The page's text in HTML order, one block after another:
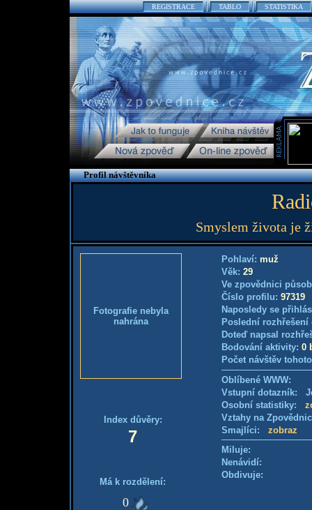
REGISTRACE TABLO STATISTIKA
Profil návštěvníka
Smyslem života je
Fotografie nebyla
nahrána
Index důvěry:
7
Má k rozdělení:
0
Pohlaví: muž
Věk: 29
Ve zpovědnici
Číslo profilu: 97319
Naposledy se
Poslední
Doteď napsal
Bodování aktivity: 0
Počet návštěv
Oblíbené WWW:
Vstupní dotazník:
Osobní statistiky:
Vztahy na
Smajlíci: zobraz
Miluje:
Nenávidí:
Obdivuje: